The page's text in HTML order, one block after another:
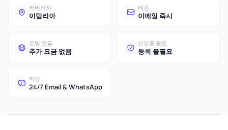
커버리지
이탈리아
배송
이메일 즉시
로밍 요금
추가 요금 없음
신분증 필요
등록 불필요
지원
24/7 Email & WhatsApp